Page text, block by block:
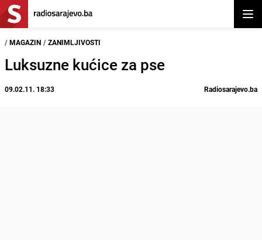
/ MAGAZIN / ZANIMLJIVOSTI
Luksuzne kućice za pse
09.02.11. 18:33 Radiosarajevo.ba